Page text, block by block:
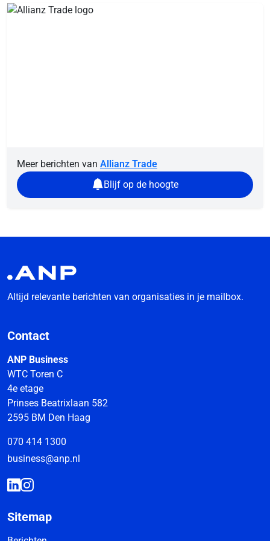
Meer berichten van Allianz Trade
Blijf op de hoogte
Altijd relevante berichten van organisaties in je mailbox.
Contact
ANP Business
WTC Toren C
4e etage
Prinses Beatrixlaan 582
2595 BM Den Haag
070 414 1300
business@anp.nl
Sitemap